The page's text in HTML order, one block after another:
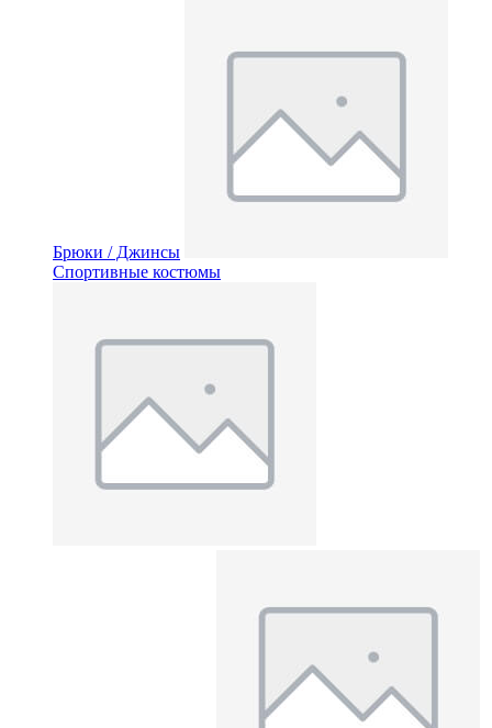
Брюки / Джинсы
Спортивные костюмы